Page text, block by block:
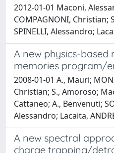
2012-01-01 Maconi,
COMPAGNONI, Christian;
SPINELLI, Alessandro;
A new physics-based
memories program/
2008-01-01 A., Mauri;
Christian; S., Amoroso;
Cattaneo; A., Benvenuti;
Alessandro; Lacaita,
A new spectral
charge trapping/